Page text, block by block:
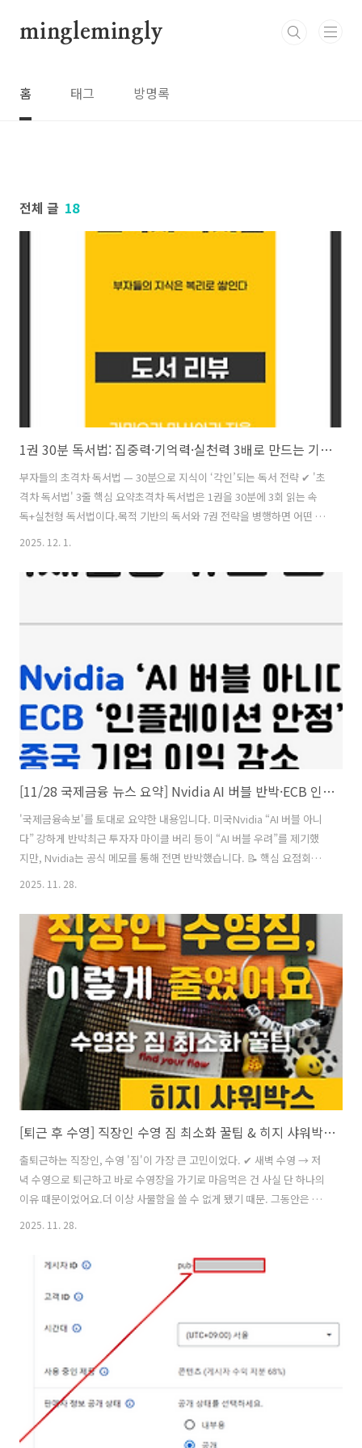
minglemingly
홈 태그 방명록
전체 글 18
1권 30분 독서법: 집중력·기억력·실천력 3배로 만드는 기술 '부자들의 초격차 독서법' 리뷰
부자들의 초격차 독서법 — 30분으로 지식이 ‘각인’되는 독서 전략 ✔ '초
격차 독서법' 3줄 핵심 요약초격차 독서법은 1권을 30분에 3회 읽는 속
독+실천형 독서법이다.목적 기반의 독서와 7권 전략을 병행하면 어떤 분
야든 단기간에 전문가 수준이 된다.핵심은 아웃풋 노트 작성으로, 독서
“실천되는 독서”로 바꾸는 방법!독서는 단순 취미가 아니다. 똑같이 읽어
2025. 12. 1.
[11/28 국제금융 뉴스 요약] Nvidia AI 버블 반박·ECB 인플레 안정·중국 기업이익 감소
'국제금융속보'를 토대로 요약한 내용입니다. 미국Nvidia “AI 버블 아니
다” 강하게 반박최근 투자자 마이클 버리 등이 “AI 버블 우려”를 제기했
지만, Nvidia는 공식 메모를 통해 전면 반박했습니다. 📝 핵심 요점회계
처리(감가상각 기간·자사주 매입)에 문제 없다고 강조주요 고객들은
마진은 다소 낮아질 수 있음Meta의 Google AI 칩 구매 검토 관련
“Google의 성공을 축하하나,AI 모델이 돌아가는 핵심 플랫폼은 여전히
블랙웰"이라고 언급다만, 일부 분석가는 **“공식 반박 자체가 불안감을
드러낸 것”**이라고 해석해석:Nvidia는 AI 생태계를 자신들이 주도하고
있음을 재차 강조하는 모습.AI 투자 둔화 ..
2025. 11. 28.
[퇴근 후 수영] 직장인 수영 짐 최소화 꿀팁 & 히지 샤워박스 한 달 사용기(짐 구성)🏊‍♀️
출퇴근하는 직장인, 수영 '짐'이 가장 큰 고민이었다. ✔ 새벽 수영 → 저
녁 수영으로 퇴근하고 바로 수영장을 가기로 마음먹은 건 사실 단 하나의
이유 때문이었어요.더 이상 사물함을 쓸 수 없게 됐기 때문. 그동안은 수
영 친구가 사용하던 사물함을 함께 쓰면서 수영 용품을 전부 넣어두고 다
리고 그때 알았어요.사물함이 없으면 수영 짐이 이렇게 많았던 거야…?
젖은 수영복부터 샤워·스킨케어 용품, 수건, 화장품까지. 출근 가방 + 대
중교통 조합에서는 “이 무게로는 도저히 수영 못 다닌다”는 결론이 자연
스럽게 나왔고,그래서 본격적으로 짐을 줄이는 방법을 고민하기 시작했
습니다. ✔ 출퇴근 수영, 핵심은 '짐 최소화'사물함을 사용할 때는 고민이
2025. 11. 28.